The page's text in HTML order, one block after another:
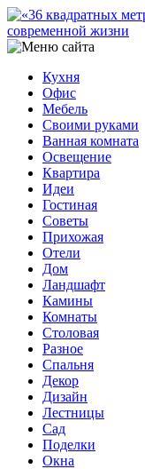
Кухня
Офис
Мебель
Своими руками
Ванная комната
Освещение
Квартира
Идеи
Гостиная
Советы
Прихожая
Отели
Дом
Ландшафт
Камины
Комнаты
Столовая
Разное
Спальня
Декор
Дизайн
Лестницы
Сад
Поделки
Окна